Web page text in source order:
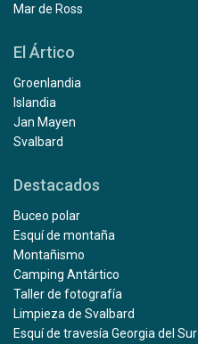
Mar de Ross
El Ártico
Groenlandia
Islandia
Jan Mayen
Svalbard
Destacados
Buceo polar
Esquí de montaña
Montañismo
Camping Antártico
Taller de fotografía
Limpieza de Svalbard
Esquí de travesía Georgia del Sur